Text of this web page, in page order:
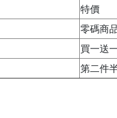
特價
零碼商
買一送
第二件